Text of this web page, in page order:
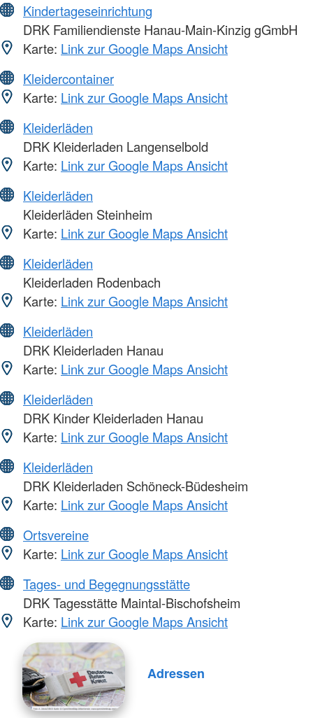
Kindertageseinrichtung
DRK Familiendienste Hanau-Main-Kinzig gGmbH
Karte: Link zur Google Maps Ansicht
Kleidercontainer
Karte: Link zur Google Maps Ansicht
Kleiderläden
DRK Kleiderladen Langenselbold
Karte: Link zur Google Maps Ansicht
Kleiderläden
Kleiderläden Steinheim
Karte: Link zur Google Maps Ansicht
Kleiderläden
Kleiderladen Rodenbach
Karte: Link zur Google Maps Ansicht
Kleiderläden
DRK Kleiderladen Hanau
Karte: Link zur Google Maps Ansicht
Kleiderläden
DRK Kinder Kleiderladen Hanau
Karte: Link zur Google Maps Ansicht
Kleiderläden
DRK Kleiderladen Schöneck-Büdesheim
Karte: Link zur Google Maps Ansicht
Ortsvereine
Karte: Link zur Google Maps Ansicht
Tages- und Begegnungsstätte
DRK Tagesstätte Maintal-Bischofsheim
Karte: Link zur Google Maps Ansicht
Adressen